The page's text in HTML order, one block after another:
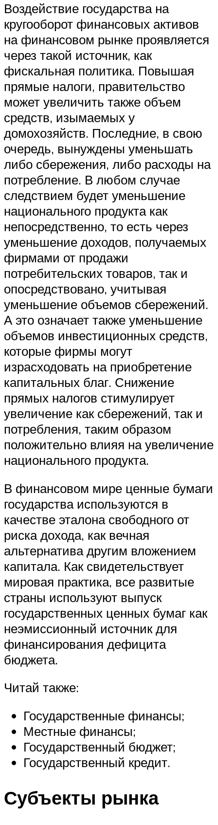
Воздействие государства на
кругооборот финансовых активов
на финансовом рынке проявляется
через такой источник, как
фискальная политика. Повышая
прямые налоги, правительство
может увеличить также объем
средств, изымаемых у
домохозяйств. Последние, в свою
очередь, вынуждены уменьшать
либо сбережения, либо расходы на
потребление. В любом случае
следствием будет уменьшение
национального продукта как
непосредственно, то есть через
уменьшение доходов, получаемых
фирмами от продажи
потребительских товаров, так и
опосредствовано, учитывая
уменьшение объемов сбережений.
А это означает также уменьшение
объемов инвестиционных средств,
которые фирмы могут
израсходовать на приобретение
капитальных благ. Снижение
прямых налогов стимулирует
увеличение как сбережений, так и
потребления, таким образом
положительно влияя на увеличение
национального продукта.
В финансовом мире ценные бумаги
государства используются в
качестве эталона свободного от
риска дохода, как вечная
альтернатива другим вложением
капитала. Как свидетельствует
мировая практика, все развитые
страны используют выпуск
государственных ценных бумаг как
неэмиссионный источник для
финансирования дефицита
бюджета.
Читай также:
Государственные финансы;
Местные финансы;
Государственный бюджет;
Государственный кредит.
Субъекты рынка